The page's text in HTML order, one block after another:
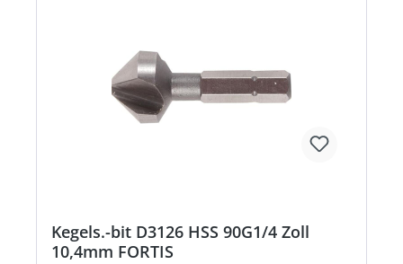
Kegels.-bit D3126 HSS 90G1/4 Zoll
10,4mm FORTIS